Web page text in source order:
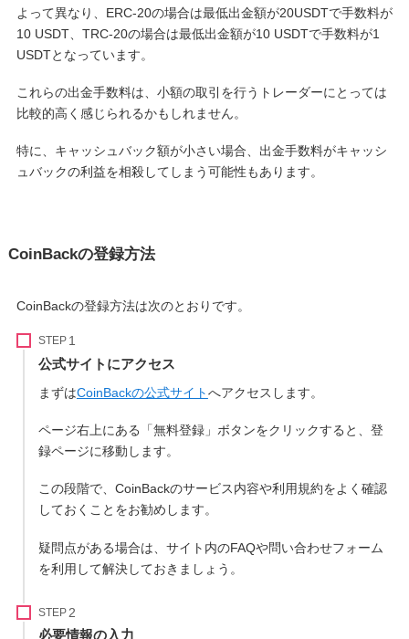
よって異なり、ERC-20の場合は最低出金額が20USDTで手数料が
10 USDT、TRC-20の場合は最低出金額が10 USDTで手数料が1
USDTとなっています。
これらの出金手数料は、小額の取引を行うトレーダーにとっては
比較的高く感じられるかもしれません。
特に、キャッシュバック額が小さい場合、出金手数料がキャッシ
ュバックの利益を相殺してしまう可能性もあります。
CoinBackの登録方法
CoinBackの登録方法は次のとおりです。
STEP
公式サイトにアクセス
まずはCoinBackの公式サイトへアクセスします。
ページ右上にある「無料登録」ボタンをクリックすると、登
録ページに移動します。
この段階で、CoinBackのサービス内容や利用規約をよく確認
しておくことをお勧めします。
疑問点がある場合は、サイト内のFAQや問い合わせフォーム
を利用して解決しておきましょう。
STEP
必要情報の入力